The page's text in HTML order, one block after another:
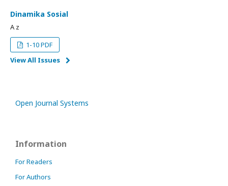
Dinamika Sosial
A z
1-10 PDF
View All Issues
Open Journal Systems
Information
For Readers
For Authors